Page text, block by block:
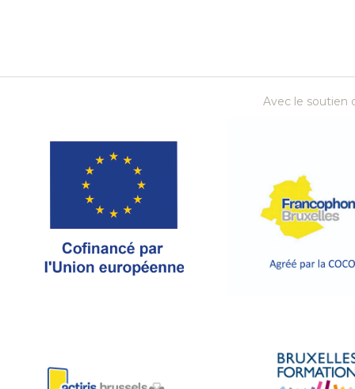
Avec le soutien